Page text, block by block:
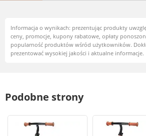
Informacja o wynikach: prezentując produkty
ceny, promocje, kupony rabatowe, opłaty
popularność produktów wśród użytkowników.
prezentować wysokiej jakości i aktualne informacje.
Podobne strony